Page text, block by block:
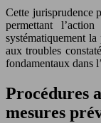
Cette jurisprudence
permettant
systématiquement
aux troubles
fondamentaux dans
Procédures
mesures